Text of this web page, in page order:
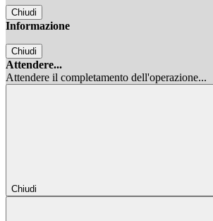
Chiudi
Informazione
Chiudi
Attendere...
Attendere il completamento dell'operazione...
Chiudi